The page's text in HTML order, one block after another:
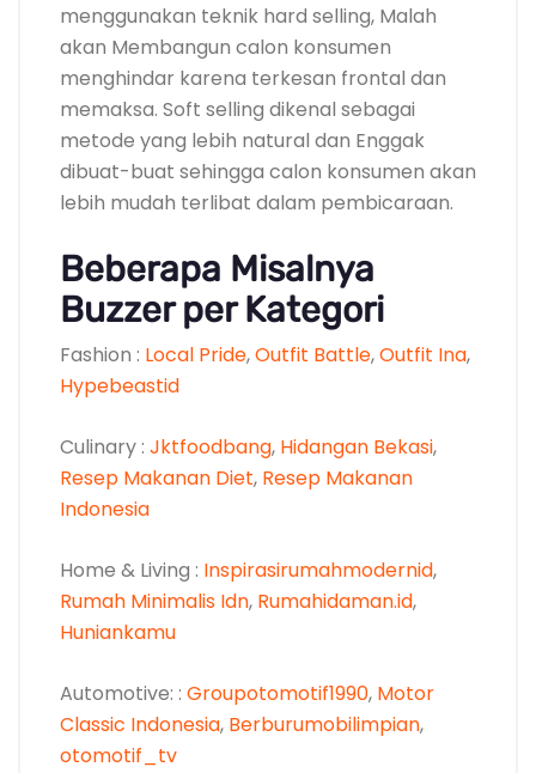
menggunakan teknik hard selling, Malah
akan Membangun calon konsumen
menghindar karena terkesan frontal dan
memaksa. Soft selling dikenal sebagai
metode yang lebih natural dan Enggak
dibuat-buat sehingga calon konsumen akan
lebih mudah terlibat dalam pembicaraan.
Beberapa Misalnya
Buzzer per Kategori
Fashion : Local Pride,Outfit Battle,Outfit Ina,
Hypebeastid
Culinary : Jktfoodbang, Hidangan Bekasi,
Resep Makanan Diet, Resep Makanan
Indonesia
Home & Living : Inspirasirumahmodernid,
Rumah Minimalis Idn, Rumahidaman.id,
Huniankamu
Automotive: : Groupotomotif1990, Motor
Classic Indonesia, Berburumobilimpian,
otomotif_tv